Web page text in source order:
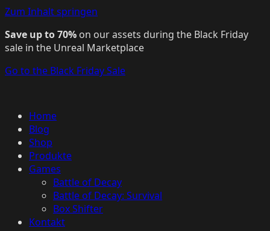
Zum Inhalt springen
Save up to 70% on our assets during the Black Friday
sale in the Unreal Marketplace
Go to the Black Friday Sale
Home
Blog
Shop
Produkte
Games
Battle of Decay
Battle of Decay: Survival
Box Shifter
Kontakt